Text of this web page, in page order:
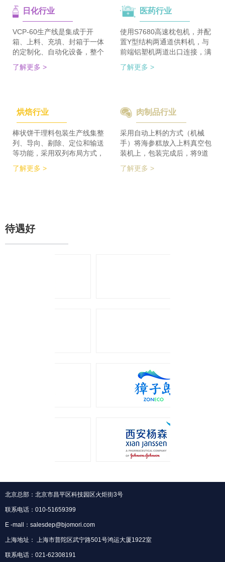
器、一侧配集合包集积器，实
现在一台机器上完成两种形式
的自动装箱。 占地空间减
半，一条生产线实现两种形式
的包装及装箱，人员数量减半
大降低。
日化行业
VCP-60生产线是集成于开
箱、上料、充填、封箱于一体
的定制化、自动化设备，整个
生产线采用独立伺服匹配节拍
协调运行，实现灵活更稳定。
检及码垛设备实现整线自动化
运行。 节省了80%人员数
量，降低了劳动者的劳动强
度，提高了工作效率
了解更多 >
医药行业
使用S7680高速枕包机，并配
置Y型结构两通道供料机，与
前端铝塑机两道出口连接，满
足了枕包机的稳定供料，又缩
短了设备总长。枕包机单道输
积的要求，同时节省了一半的
占地空间，一条生产线实现了
整个生产的稳定供料，减少设
备的投入，大大降低了采购成
本。
了解更多 >
烘焙行业
棒状饼干理料包装生产线集整
列、导向、剔除、定位和输送
等功能，采用双列布局方式，
在有限的场地内，提高了产品
包装的生产力，同时达到废料
了解更多 >
肉制品行业
采用自动上料的方式（机械
手）将海参糕放入上料真空包
装机上，包装完成后，将9道
带机，将1道产品分为2道，分
了解更多 >
待遇好
北京总部：北京市昌平区科技园区火炬街3号
联系电话：010-51659399
E -mall：salesdep@bjomori.com
上海地址： 上海市普陀区武宁路501号鸿运大厦1922室
联系电话：021-62308191